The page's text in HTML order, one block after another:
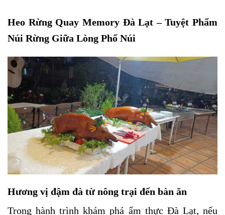
Heo Rừng Quay Memory Đà Lạt – Tuyệt Phẩm
Núi Rừng Giữa Lòng Phố Núi
Hương vị đậm đà từ nông trại đến bàn ăn
Trong hành trình khám phá ẩm thực Đà Lạt, nếu